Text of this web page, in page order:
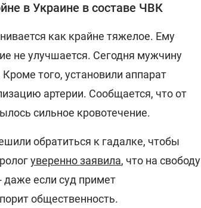
в Украине в составе ЧВК
как крайне тяжелое. Ему
не улучшается. Сегодня мужчину
того, установили аппарат
артерии. Сообщается, что от
сильное кровотечение.
обратиться к гадалке, чтобы
уверенно заявила, что на свободу
если суд примет
общественность.